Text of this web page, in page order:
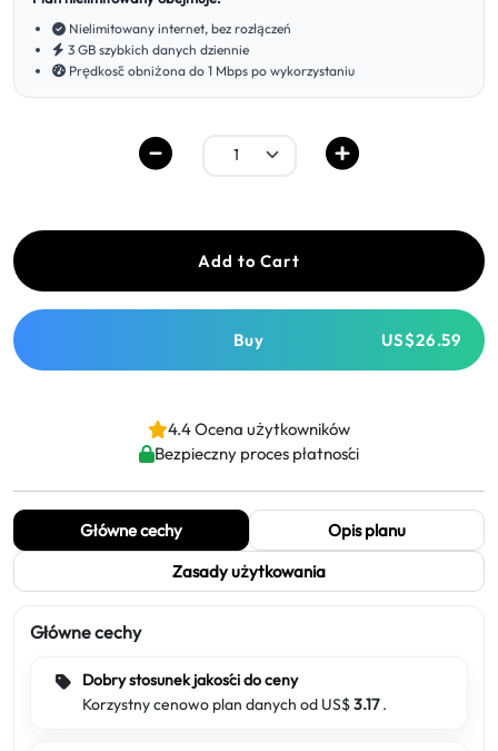
Nielimitowany internet, bez rozłączeń
3 GB szybkich danych dziennie
Prędkość obniżona do 1 Mbps po wykorzystaniu
Add to Cart
Buy US$26.59
4.4 Ocena użytkowników
Bezpieczny proces płatności
Główne cechy
Opis planu
Zasady użytkowania
Główne cechy
Dobry stosunek jakości do ceny
Korzystny cenowo plan danych od US$3.17.